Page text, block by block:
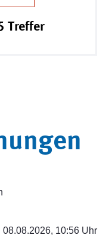
Treffer
08.08.2026, 10:56 Uhr